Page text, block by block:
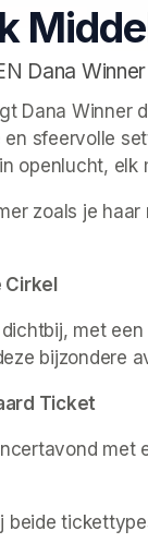
Dana Winner
Dana Winner
en sfeervolle
openlucht,
zoals je
met
bijzondere
Ticket
met